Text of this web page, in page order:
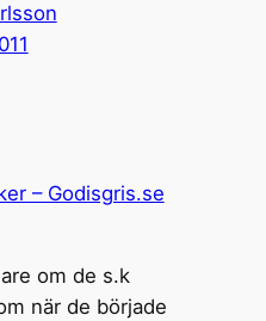
– Godisgris.se
om de s.k
när de började